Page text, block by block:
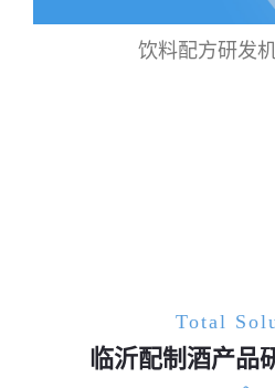
饮料配方研发
Total
临沂配制酒产品